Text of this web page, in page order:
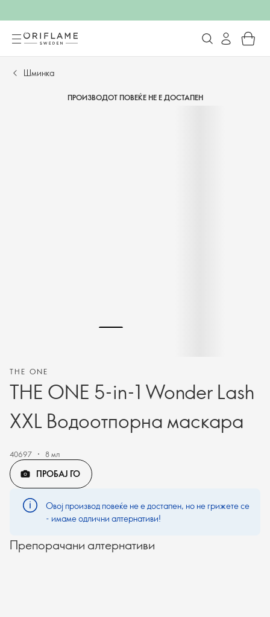
Шминка
ПРОИЗВОДОТ ПОВЕЌЕ НЕ Е ДОСТАПЕН
THE ONE
THE ONE 5-in-1 Wonder Lash
XXL Водоотпорна маскара
40697 8 мл
ПРОБАЈ ГО
Овој производ повеќе не е достапен, но не грижете се
- имаме одлични алтернативи!
Препорачани алтернативи